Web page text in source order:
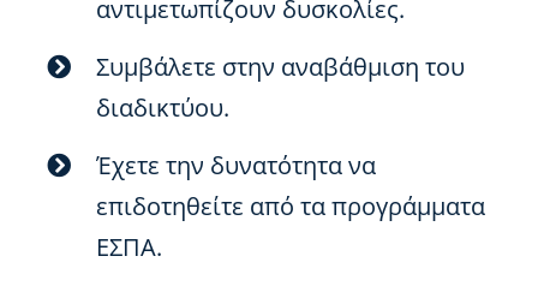
αντιμετωπίζουν δυσκολίες.
Συμβάλετε στην αναβάθμιση του
διαδικτύου.
Έχετε την δυνατότητα να
επιδοτηθείτε από τα προγράμματα
ΕΣΠΑ.